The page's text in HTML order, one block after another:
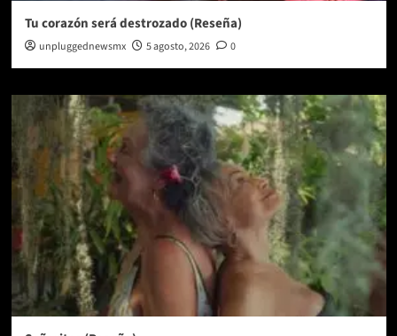
Tu corazón será destrozado (Reseña)
unpluggednewsmx 5 agosto, 2026 0